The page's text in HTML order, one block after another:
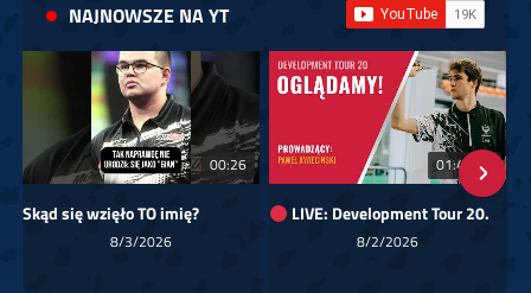
NAJNOWSZE NA YT
00:26
Skąd się wzięło TO imię?
8/3/2026
01:40:24
LIVE: Development Tour 20.
8/2/2026